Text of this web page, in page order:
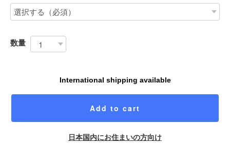
数量
International shipping available
Add to cart
日本国内にお住まいの方向け